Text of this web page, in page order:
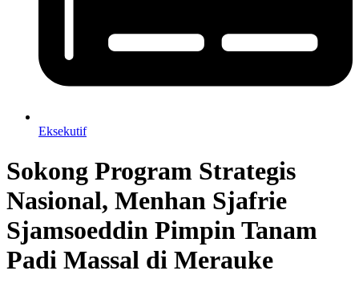
Eksekutif
Sokong Program Strategis
Nasional, Menhan Sjafrie
Sjamsoeddin Pimpin Tanam
Padi Massal di Merauke